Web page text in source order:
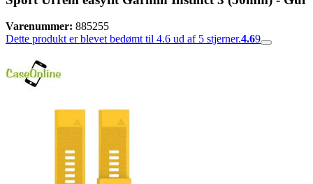
Varenummer: 885255
Dette produkt er blevet bedømt til 4.6 ud af 5 stjerner.4.69